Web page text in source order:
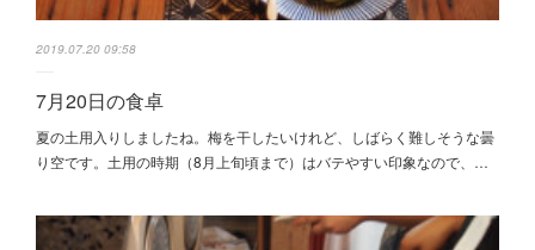
2019.07.20 09:58
7月20日の食卓
夏の土用入りしましたね。梅を干したいけれど、しばらく難しそうな曇
り空です。土用の時期（8月上旬頃まで）はバテやすい印象なので、…